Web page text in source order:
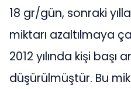
18 gr/gün, sonraki
miktarı azaltılmaya
2012 yılında kişi başı
düşürülmüştür. Bu